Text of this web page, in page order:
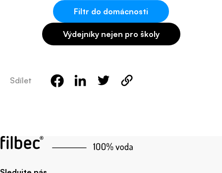
Filtr do domácnosti
Výdejníky nejen pro školy
Sdílet